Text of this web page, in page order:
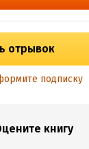
отрывок
подписку
книгу